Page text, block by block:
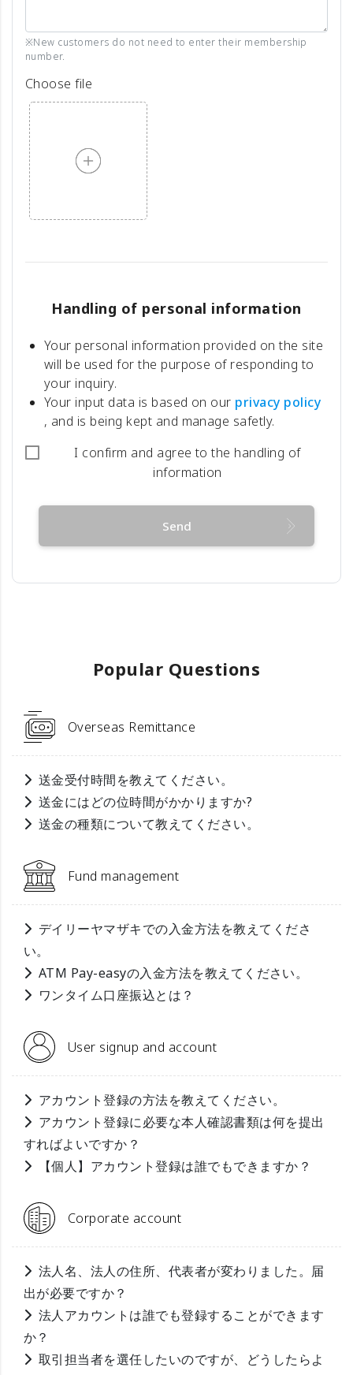
※New customers do not need to enter their membership
number.
Choose file
Handling of personal information
Your personal information provided on the site
will be used for the purpose of responding to
your inquiry.
Your input data is based on our privacy policy
, and is being kept and manage safetly.
I confirm and agree to the handling of
information
Send
Popular Questions
Overseas Remittance
送金受付時間を教えてください。
送金にはどの位時間がかかりますか?
送金の種類について教えてください。
Fund management
デイリーヤマザキでの入金方法を教えてくださ
い。
ATM Pay-easyの入金方法を教えてください。
ワンタイム口座振込とは？
User signup and account
アカウント登録の方法を教えてください。
アカウント登録に必要な本人確認書類は何を提出
すればよいですか？
【個人】アカウント登録は誰でもできますか？
Corporate account
法人名、法人の住所、代表者が変わりました。届
出が必要ですか？
法人アカウントは誰でも登録することができます
か？
取引担当者を選任したいのですが、どうしたらよ